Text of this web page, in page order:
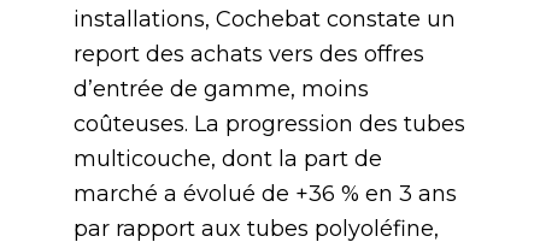
installations, Cochebat constate un
report des achats vers des offres
d’entrée de gamme, moins
coûteuses. La progression des tubes
multicouche, dont la part de
marché a évolué de +36 % en 3 ans
par rapport aux tubes polyoléfine,